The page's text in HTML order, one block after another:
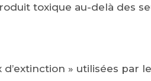
toxique au-delà des
d’extinction » utilisées par